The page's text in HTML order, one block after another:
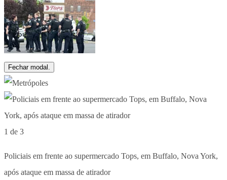
Fechar modal.
1 de 3
Policiais em frente ao supermercado Tops, em Buffalo, Nova York,
após ataque em massa de atirador